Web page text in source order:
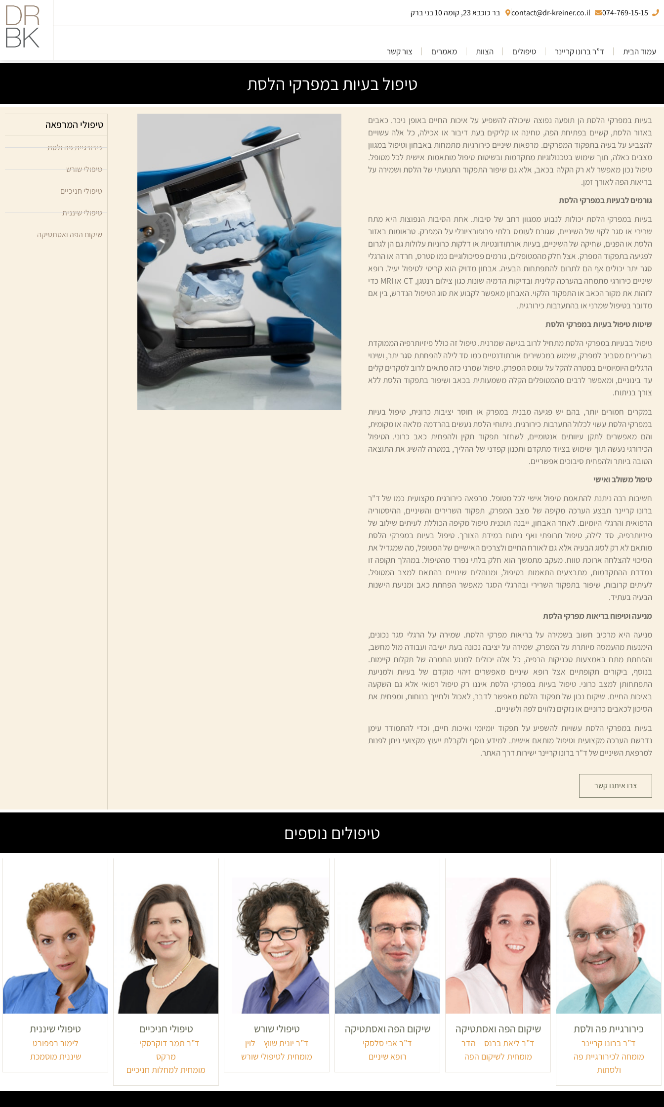
074-769-15-15
contact@dr-kreiner.co.il בר כוכבא 23, קומה 10 בני ברק
עמוד הבית ד”ר ברונו קריינר טיפולים הצוות מאמרים צור קשר
טיפול בעיות במפרקי הלסת
בעיות במפרקי הלסת הן תופעה נפוצה שיכולה להשפיע על איכות החיים באופן ניכר. כאבים
באזור הלסת, קשיים בפתיחת הפה, טחינה או קליקים בעת דיבור או אכילה, כל אלה עשויים
להצביע על בעיה בתפקוד המפרקים. מרפאות שיניים כירורגיות מתמחות באבחון וטיפול במגוון
מצבים כאלה, תוך שימוש בטכנולוגיות מתקדמות ובשיטות טיפול מותאמות אישית לכל מטופל.
טיפול נכון מאפשר לא רק הקלה בכאב, אלא גם שיפור התפקוד התנועתי של הלסת ושמירה על
בריאות הפה לאורך זמן.
גורמים לבעיות במפרקי הלסת
בעיות במפרקי הלסת יכולות לנבוע ממגוון רחב של סיבות. אחת הסיבות הנפוצות היא מתח
שרירי או סגר לקוי של השיניים, שגורם לעומס בלתי פרופורציונלי על המפרק. טראומות באזור
הלסת או הפנים, שחיקה של השיניים, בעיות אורתודונטיות או דלקות כרוניות עלולות גם הן לגרום
לפגיעה בתפקוד המפרק. אצל חלק מהמטופלים, גורמים פסיכולוגיים כמו סטרס, חרדה או הרגלי
סגר יתר יכולים אף הם לתרום להתפתחות הבעיה. אבחון מדויק הוא קריטי לטיפול יעיל. רופא
שיניים כירורגי מתמחה בהערכה קלינית ובדיקות הדמיה שונות כגון צילום רנטגן, CT או MRI כדי
לזהות את מקור הכאב או התפקוד הלקוי. האבחון מאפשר לקבוע את סוג הטיפול הנדרש, בין אם
מדובר בטיפול שמרני או בהתערבות כירורגית.
שיטות טיפול בעיות במפרקי הלסת
טיפול בבעיות במפרקי הלסת מתחיל לרוב בגישה שמרנית. טיפול זה כולל פיזיותרפיה הממוקדת
בשרירים מסביב למפרק, שימוש במכשירים אורתודנטיים כמו סד לילה להפחתת סגר יתר, ושינוי
הרגלים היומיומיים במטרה להקל על עומס המפרק. טיפול שמרני כזה מתאים לרוב למקרים קלים
עד בינוניים, ומאפשר לרבים מהמטופלים הקלה משמעותית בכאב ושיפור בתפקוד הלסת ללא
צורך בניתוח.
במקרים חמורים יותר, בהם יש פגיעה מבנית במפרק או חוסר יציבות כרונית, טיפול בעיות
במפרקי הלסת עשוי לכלול התערבות כירורגית. ניתוחי הלסת נעשים בהרדמה מלאה או מקומית,
והם מאפשרים לתקן עיוותים אנטומיים, לשחזר תפקוד תקין ולהפחית כאב כרוני. הטיפול
הכירורגי נעשה תוך שימוש בציוד מתקדם ותכנון קפדני של ההליך, במטרה להשיג את התוצאה
הטובה ביותר ולהפחית סיבוכים אפשריים.
טיפול משולב ואישי
חשיבות רבה ניתנת להתאמת טיפול אישי לכל מטופל. מרפאה כירורגית מקצועית כמו של ד"ר
ברונו קריינר תבצע הערכה מקיפה של מצב המפרק, תפקוד השרירים והשיניים, ההיסטוריה
הרפואית והרגלי היומיום. לאחר האבחון, ייבנה תוכנית טיפול מקיפה הכוללת לעיתים שילוב של
פיזיותרפיה, סד לילה, טיפול תרופתי ואף ניתוח במידת הצורך. טיפול בעיות במפרקי הלסת
מותאם לא רק לסוג הבעיה אלא גם לאורח החיים ולצרכים האישיים של המטופל, מה שמגדיל את
הסיכוי להצלחה ארוכת טווח. מעקב מתמשך הוא חלק בלתי נפרד מהטיפול. במהלך תקופה זו
נמדדת ההתקדמות, מתבצעים התאמות בטיפול, ומנוהלים שינויים בהתאם למצב המטופל.
לעיתים קרובות, שיפור בתפקוד השרירי ובהרגלי הסגר מאפשר הפחתת כאב ומניעת הישנות
הבעיה בעתיד.
מניעה וטיפוח בריאות מפרקי הלסת
מניעה היא מרכיב חשוב בשמירה על בריאות מפרקי הלסת. שמירה על הרגלי סגר נכונים,
הימנעות מהעמסה מיותרת על המפרק, שמירה על יציבה נכונה בעת ישיבה ועבודה מול מחשב,
והפחתת מתח באמצעות טכניקות הרפיה, כל אלה יכולים למנוע החמרה של תקלות קיימות.
בנוסף, ביקורים תקופתיים אצל רופא שיניים מאפשרים זיהוי מוקדם של בעיות ולמניעת
התפתחותן למצב כרוני. טיפול בעיות במפרקי הלסת איננו רק טיפול רפואי אלא גם השקעה
באיכות החיים. שיקום נכון של תפקוד הלסת מאפשר לדבר, לאכול ולחייך בנוחות, ומפחית את
הסיכון לכאבים כרוניים או נזקים נלווים לפה ולשיניים.
בעיות במפרקי הלסת עשויות להשפיע על תפקוד יומיומי ואיכות חיים, וכדי להתמודד עימן
נדרשת הערכה מקצועית וטיפול מותאם אישית. למידע נוסף ולקבלת ייעוץ מקצועי ניתן לפנות
למרפאת השיניים של ד"ר ברונו קריינר ישירות דרך האתר.
צרו איתנו קשר
טיפולי המרפאה
כירורגיית פה ולסת
טיפולי שורש
טיפולי חניכיים
טיפולי שיננית
שיקום הפה ואסתטיקה
טיפולים נוספים
כירורגיית פה ולסת
ד”ר ברונו קריינר
מומחה לכירורגיית פה
ולסתות
שיקום הפה ואסתטיקה
ד”ר ליאת ברנס – הדר
מומחית לשיקום הפה
שיקום הפה ואסתטיקה
ד”ר אבי סלסקי
רופא שיניים
טיפולי שורש
ד”ר יונית שווץ – לוין
מומחית לטיפולי שורש
טיפולי חניכיים
ד”ר תמר דוקרסקי –
מרקס
מומחית למחלות חניכיים
טיפולי שיננית
לימור רפפורט
שיננית מוסמכת